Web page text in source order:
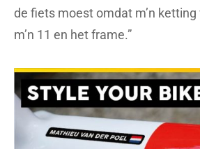
de fiets moest omdat m’n
m’n 11 en het frame.”